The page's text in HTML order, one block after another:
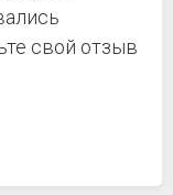
свой отзыв